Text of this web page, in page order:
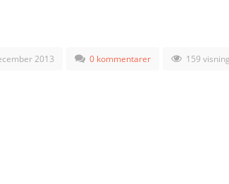
2013 0 kommentarer 159